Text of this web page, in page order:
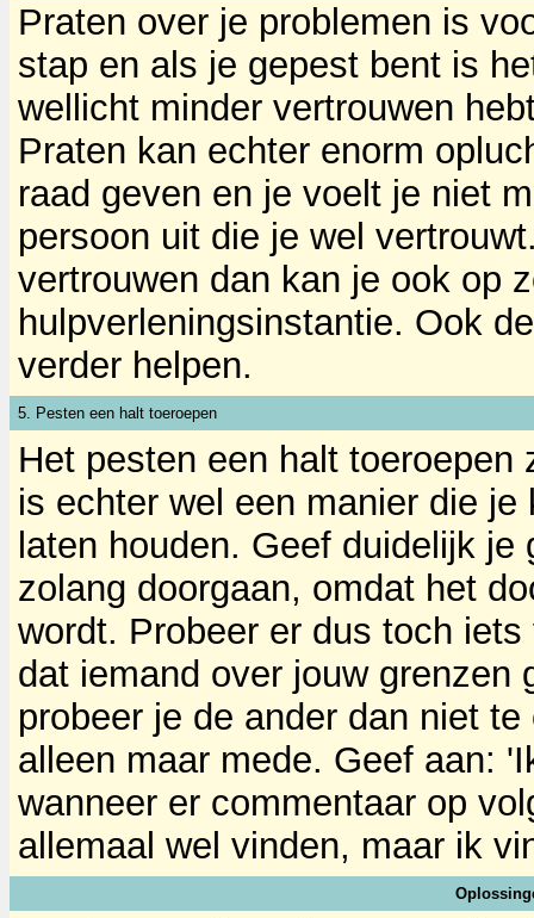
Praten over je problemen is
stap en als je gepest bent is
wellicht minder vertrouwen
Praten kan echter enorm
raad geven en je voelt je niet
persoon uit die je wel
vertrouwen dan kan je ook op
hulpverleningsinstantie. Ook
verder helpen.
5. Pesten een halt toeroepen
Het pesten een halt
is echter wel een manier die
laten houden. Geef duidelijk
zolang doorgaan, omdat het
wordt. Probeer er dus toch
dat iemand over jouw grenzen
probeer je de ander dan niet
alleen maar mede. Geef aan:
wanneer er commentaar op
allemaal wel vinden, maar ik